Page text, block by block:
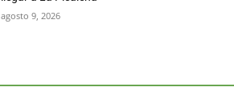
agosto 9, 2026